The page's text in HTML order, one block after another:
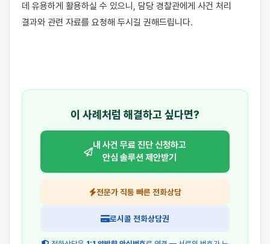
데 유용하게 활용하실 수 있으니, 담당 경찰관에게 사건 처리
결과와 관련 자료를 요청해 두시길 권해드립니다.
이 사례처럼 해결하고 싶다면?
내 사건 무료 진단 신청하고
안심 솔루션 제안받기
전문가 직통 빠른 전화상담
로시콜 전화상담권